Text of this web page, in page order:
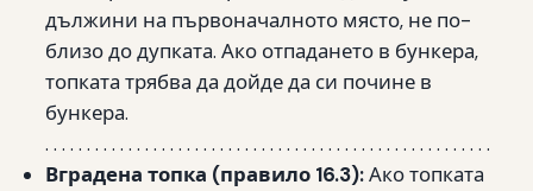
дължини на първоначалното място, не по-
близо до дупката. Ако отпадането в бункера,
топката трябва да дойде да си почине в
бункера.
. . . . . . . . . . . . . . . . . . . . . . . . . . . . . . . . . . . . . . . . . . . . . . . . . . . . . .
Вградена топка (правило 16.3):Ако топката